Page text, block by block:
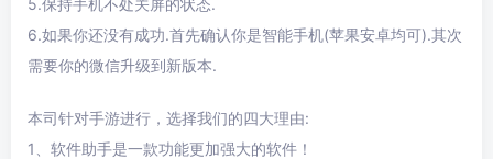
5.保持手机不处关屏的状态.
6.如果你还没有成功.首先确认你是智能手机(苹果安卓均可).其次
需要你的微信升级到新版本.
本司针对手游进行，选择我们的四大理由:
1、软件助手是一款功能更加强大的软件！